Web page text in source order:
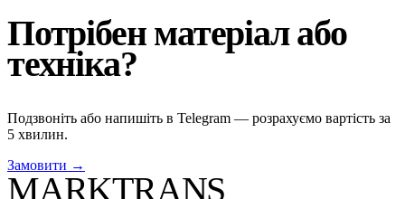
Потрібен матеріал або
техніка?
Подзвоніть або напишіть в Telegram — розрахуємо вартість за
5 хвилин.
Замовити →
MARKTRANS